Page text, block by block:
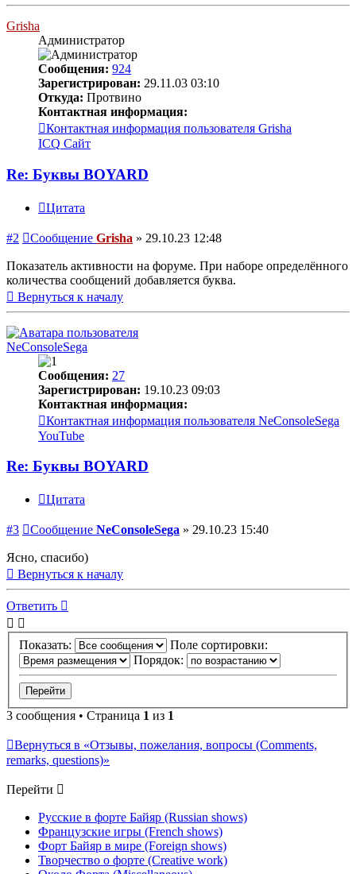
Grisha
Администратор
Сообщения: 924
Зарегистрирован: 29.11.03 03:10
Откуда: Протвино
Контактная информация:
Контактная информация пользователя Grisha
ICQ Сайт
Re: Буквы BOYARD
Цитата
#2 Сообщение Grisha » 29.10.23 12:48
Показатель активности на форуме. При наборе определённого
количества сообщений добавляется буква.
Вернуться к началу
NeConsoleSega
Сообщения: 27
Зарегистрирован: 19.10.23 09:03
Контактная информация:
Контактная информация пользователя NeConsoleSega
YouTube
Re: Буквы BOYARD
Цитата
#3 Сообщение NeConsoleSega » 29.10.23 15:40
Ясно, спасибо)
Вернуться к началу
Ответить
Показать:
Поле сортировки:
Порядок:
3 сообщения • Страница 1 из 1
Вернуться в «Отзывы, пожелания, вопросы (Comments,
remarks, questions)»
Перейти
Русские в форте Байяр (Russian shows)
Французские игры (French shows)
Форт Байяр в мире (Foreign shows)
Творчество о форте (Creative work)